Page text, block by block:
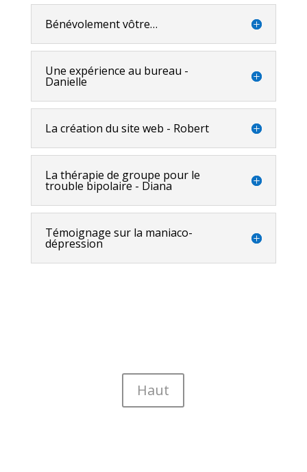
Bénévolement vôtre…
Une expérience au bureau -
Danielle
La création du site web - Robert
La thérapie de groupe pour le
trouble bipolaire - Diana
Témoignage sur la maniaco-
dépression
Haut